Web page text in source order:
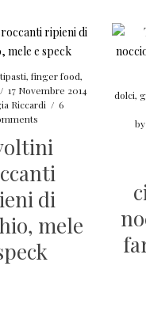
, finger food,
/ 17 Novembre 2014
Riccardi / 6
di
mele
dolci,
by